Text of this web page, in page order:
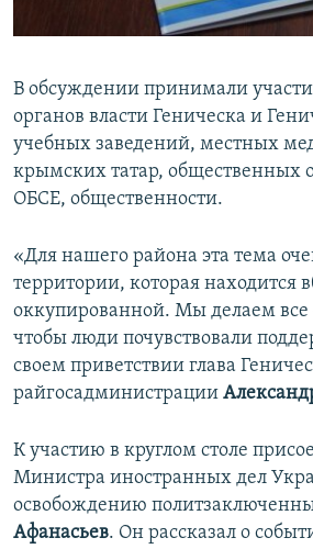
В обсуждении принимали
органов власти Геническа и
учебных заведений, местных
крымских татар, общественных
ОБСЕ, общественности.
«Для нашего района эта тема
территории, которая находится
оккупированной. Мы делаем все
чтобы люди почувствовали
своем приветствии глава
райгосадминистрации
К участию в круглом столе
Министра иностранных дел
освобождению
Афанасьев. Он рассказал о